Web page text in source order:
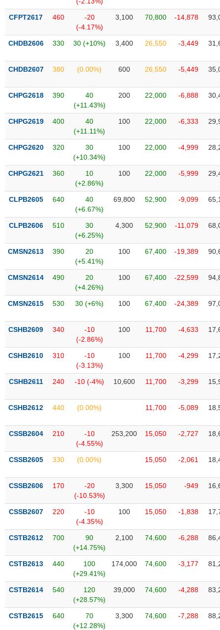
CFPT2617 460
-20
(-4.17%)
3,100 70,800 -14,878
CHDB2606 330 30 (+10%) 3,400 26,550 -3,449
CHDB2607 380 (0.00%) 600 26,550 -5,449
CHPG2618 390
40
(+11.43%)
200 22,000 -6,888
CHPG2619 400
40
(+11.11%)
100 22,000 -6,333
CHPG2620 320
30
(+10.34%)
100 22,000 -4,999
CHPG2621 360
10
(+2.86%)
100 22,000 -5,999
CLPB2605 640
40
(+6.67%)
69,800 52,900 -9,099
CLPB2606 510
30
(+6.25%)
4,300 52,900 -11,079
CMSN2613 390
20
(+5.41%)
100 67,400 -19,389
CMSN2614 490
20
(+4.26%)
100 67,400 -22,599
CMSN2615 530 30 (+6%) 100 67,400 -24,389
CSHB2609 340
-10
(-2.86%)
100 11,700 -4,633
CSHB2610 310
-10
(-3.13%)
100 11,700 -4,299
CSHB2611 240 -10 (-4%) 10,600 11,700 -3,299
CSHB2612 440 (0.00%) 11,700 -5,089
CSSB2604 210
-10
(-4.55%)
253,200 15,050 -2,727
CSSB2605 330 (0.00%) 15,050 -2,061
CSSB2606 170
-20
(-10.53%)
3,300 15,050 -949
CSSB2607 220
-10
(-4.35%)
100 15,050 -1,838
CSTB2612 700
90
(+14.75%)
2,100 74,600 -6,288
CSTB2613 440
100
(+29.41%)
174,000 74,600 -3,177
CSTB2614 540
120
(+28.57%)
39,000 74,600 -4,288
CSTB2615 640
70
(+12.28%)
3,300 74,600 -7,288
SỨC
TÀI
TIN
VỤ
THÔNG
TIỆN
ÍCH
BẤT
SẢN
Mã
chứng
(-)
Cổ phiếu Chỉ số
đạo
(-)
Tất cả Người nội bộ Người liên quan Cổ đông lớn
Tin
tức
của
giả
(-)